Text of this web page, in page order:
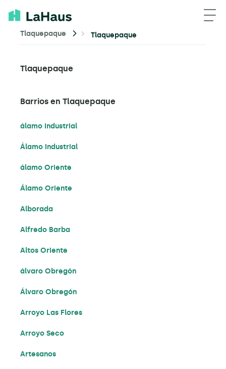
Tlaquepaque Tlaquepaque
Tlaquepaque
Barrios en Tlaquepaque
álamo Industrial
Álamo Industrial
álamo Oriente
Álamo Oriente
Alborada
Alfredo Barba
Altos Oriente
álvaro Obregón
Álvaro Obregón
Arroyo Las Flores
Arroyo Seco
Artesanos